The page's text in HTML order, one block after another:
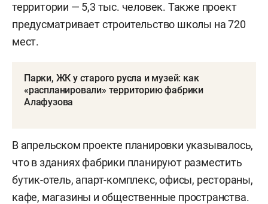
территории — 5,3 тыс. человек. Также проект
предусматривает строительство школы на 720
мест.
Парки, ЖК у старого русла и музей: как
«распланировали» территорию фабрики
Алафузова
В апрельском проекте планировки указывалось,
что в зданиях фабрики планируют разместить
бутик-отель, апарт-комплекс, офисы, рестораны,
кафе, магазины и общественные пространства.